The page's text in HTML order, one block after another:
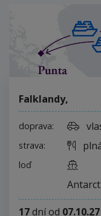
Falklandy,
doprava:
strava:
loď
17dníod 07.10.27